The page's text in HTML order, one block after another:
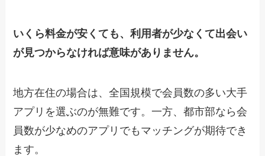
いくら料金が安くても、利用者が少なくて出会い
が見つからなければ意味がありません。
地方在住の場合は、全国規模で会員数の多い大手
アプリを選ぶのが無難です。一方、都市部なら会
員数が少なめのアプリでもマッチングが期待でき
ます。